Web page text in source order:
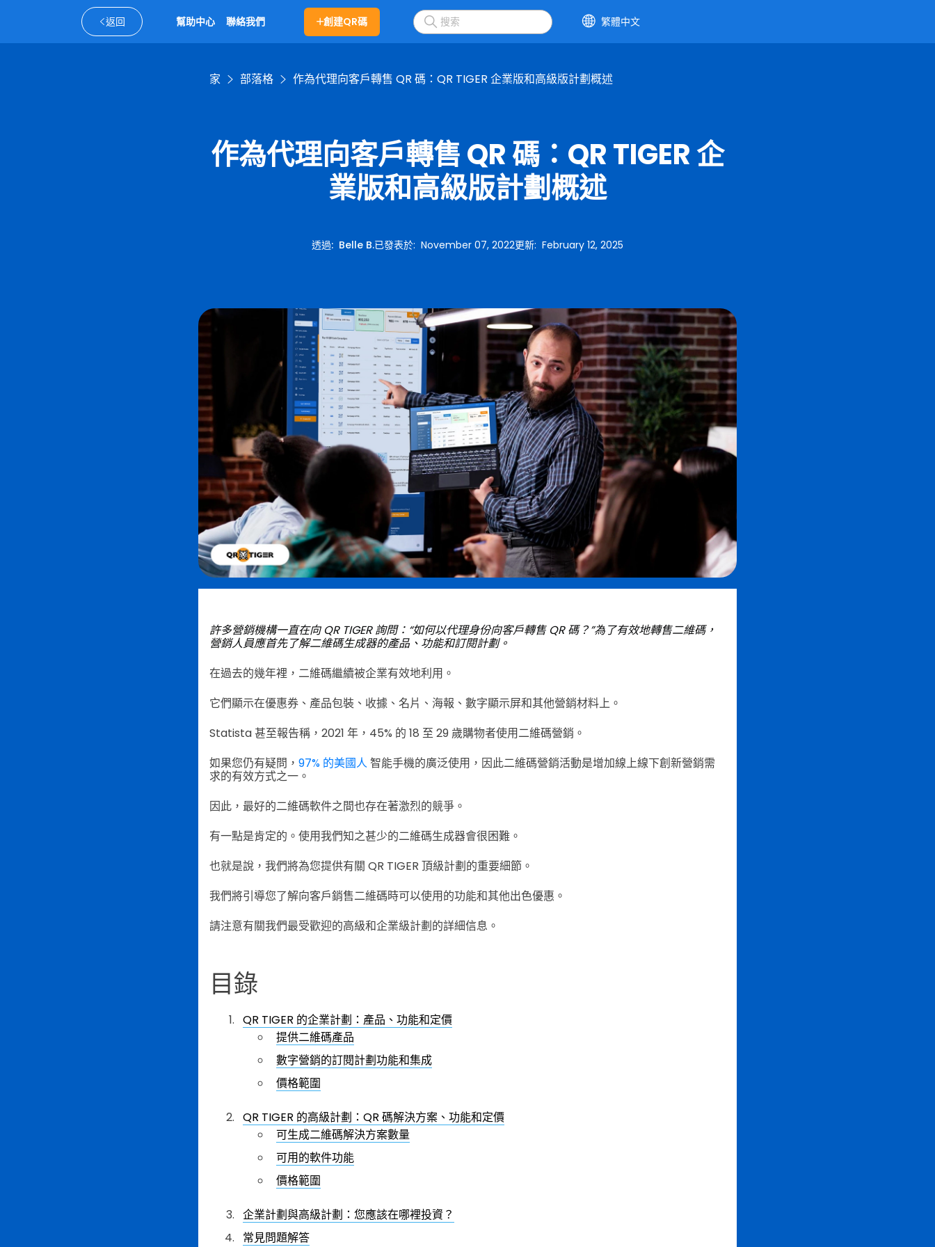
返回 幫助中心 聯絡我們 創建QR碼 繁體中文
家 部落格 作為代理向客戶轉售 QR 碼：QR TIGER 企業版和高級版計劃概述
作為代理向客戶轉售 QR 碼：QR TIGER 企
業版和高級版計劃概述
透過: Belle B.已發表於: November 07, 2022更新: February 12, 2025
許多營銷機構一直在向 QR TIGER 詢問：“如何以代理身份向客戶轉售 QR 碼？”為了有效地轉售二維碼，
營銷人員應首先了解二維碼生成器的產品、功能和訂閱計劃。
在過去的幾年裡，二維碼繼續被企業有效地利用。
它們顯示在優惠券、產品包裝、收據、名片、海報、數字顯示屏和其他營銷材料上。
Statista 甚至報告稱，2021 年，45% 的 18 至 29 歲購物者使用二維碼營銷。
如果您仍有疑問， 97% 的美國人 智能手機的廣泛使用，因此二維碼營銷活動是增加線上線下創新營銷需
求的有效方式之一。
因此，最好的二維碼軟件之間也存在著激烈的競爭。
有一點是肯定的。使用我們知之甚少的二維碼生成器會很困難。
也就是說，我們將為您提供有關 QR TIGER 頂級計劃的重要細節。
我們將引導您了解向客戶銷售二維碼時可以使用的功能和其他出色優惠。
請注意有關我們最受歡迎的高級和企業級計劃的詳細信息。
目錄
QR TIGER 的企業計劃：產品、功能和定價
提供二維碼產品
數字營銷的訂閱計劃功能和集成
價格範圍
QR TIGER 的高級計劃：QR 碼解決方案、功能和定價
可生成二維碼解決方案數量
可用的軟件功能
價格範圍
企業計劃與高級計劃：您應該在哪裡投資？
常見問題解答